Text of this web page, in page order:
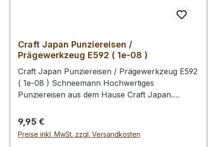
Craft Japan Punziereisen /
Prägewerkzeug E592 ( 1e-08 )
Craft Japan Punziereisen / Prägewerkzeug E592
( 1e-08 ) Schneemann Hochwertiges
Punziereisen aus dem Hause Craft Japan.
Serie an Punziereisen aus. Abmessungen: Breite:
12,1 mm, Länge: 17,2 mm Zum Punzieren des
Leders bitte die Oberfläche mit einem Schwamm
Regulärer Preis:
9,95 €
Preise inkl. MwSt. zzgl. Versandkosten